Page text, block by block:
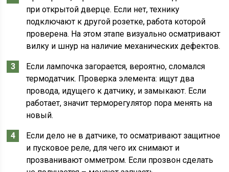
при открытой дверце. Если нет, технику
подключают к другой розетке, работа которой
проверена. На этом этапе визуально осматривают
вилку и шнур на наличие механических дефектов.
Если лампочка загорается, вероятно, сломался
термодатчик. Проверка элемента: ищут два
провода, идущего к датчику, и замыкают. Если
работает, значит терморегулятор пора менять на
новый.
Если дело не в датчике, то осматривают защитное
и пусковое реле, для чего их снимают и
прозванивают омметром. Если прозвон сделать